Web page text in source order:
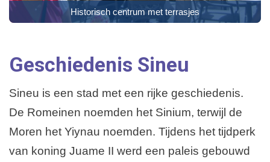
Historisch centrum met terrasjes
Geschiedenis Sineu
Sineu is een stad met een rijke geschiedenis.
De Romeinen noemden het Sinium, terwijl de
Moren het Yiynau noemden. Tijdens het tijdperk
van koning Juame II werd een paleis gebouwd